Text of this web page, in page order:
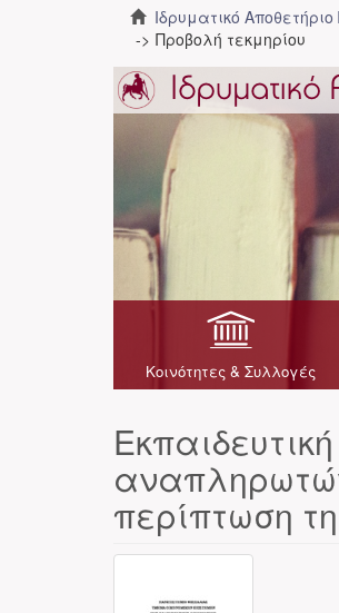
Ιδρυματικό
Προβολή τεκμηρίου
Κοινότητες & Συλλογές
περίπτωση